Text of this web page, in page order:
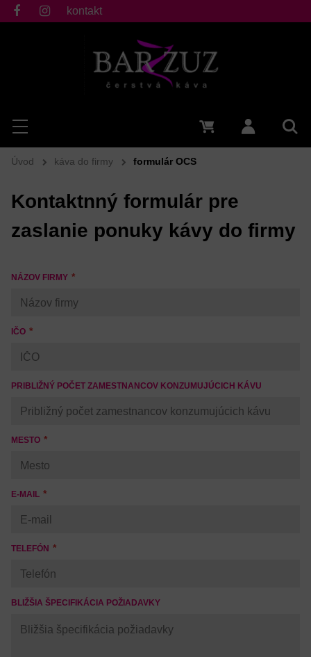
Hľadať
Menu Prihlásiť
fb ig
kontakt
Úvod káva do firmy formulár OCS
Kontaktnný formulár pre
zaslanie ponuky kávy do firmy
NÁZOV FIRMY
IČO
PRIBLIŽNÝ POČET ZAMESTNANCOV KONZUMUJÚCICH KÁVU
MESTO
E-MAIL
TELEFÓN
BLIŽŠIA ŠPECIFIKÁCIA POŽIADAVKY